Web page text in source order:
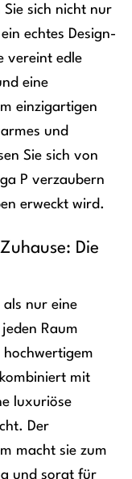
sich nicht nur
echtes Design-
vereint edle
eine
einzigartigen
und
Sie sich von
P verzaubern
erweckt wird.
Die
als nur eine
Raum
mit
luxuriöse
Der
macht sie zum
und sorgt für